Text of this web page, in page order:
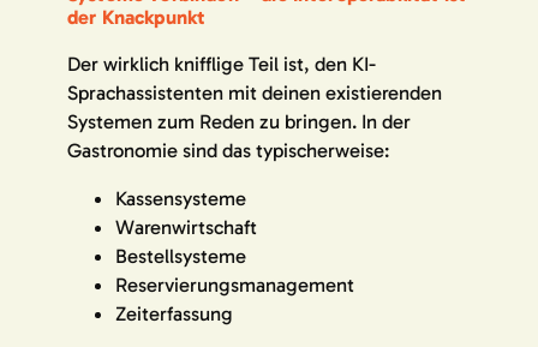
der Knackpunkt
Der wirklich knifflige Teil ist, den KI-
Sprachassistenten mit deinen existierenden
Systemen zum Reden zu bringen. In der
Gastronomie sind das typischerweise:
Kassensysteme
Warenwirtschaft
Bestellsysteme
Reservierungsmanagement
Zeiterfassung